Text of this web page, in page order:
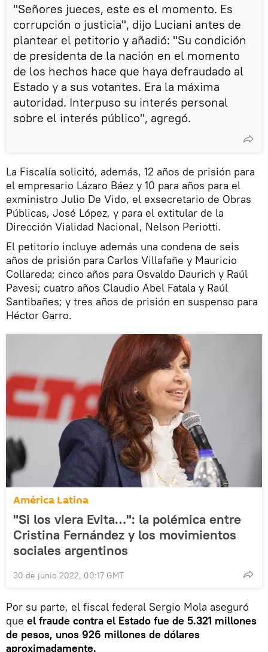
"Señores jueces, este es el momento. Es
corrupción o justicia", dijo Luciani antes de
plantear el petitorio y añadió: "Su condición
de presidenta de la nación en el momento
de los hechos hace que haya defraudado al
Estado y a sus votantes. Era la máxima
autoridad. Interpuso su interés personal
sobre el interés público", agregó.
La Fiscalía solicitó, además, 12 años de prisión para
el empresario Lázaro Báez y 10 para años para el
exministro Julio De Vido, el exsecretario de Obras
Públicas, José López, y para el extitular de la
Dirección Vialidad Nacional, Nelson Periotti.
El petitorio incluye además una condena de seis
años de prisión para Carlos Villafañe y Mauricio
Collareda; cinco años para Osvaldo Daurich y Raúl
Pavesi; cuatro años Claudio Abel Fatala y Raúl
Santibañes; y tres años de prisión en suspenso para
Héctor Garro.
América Latina
"Si los viera Evita…": la polémica entre
Cristina Fernández y los movimientos
sociales argentinos
30 de junio 2022, 00:17 GMT
Por su parte, el fiscal federal Sergio Mola aseguró
que el fraude contra el Estado fue de 5.321 millones
de pesos, unos 926 millones de dólares
aproximadamente.